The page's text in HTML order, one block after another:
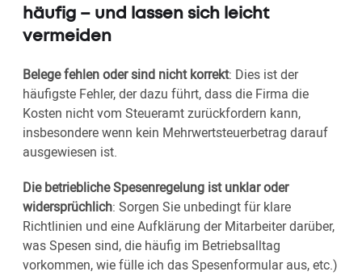
häufig – und lassen sich leicht
vermeiden
Belege fehlen oder sind nicht korrekt: Dies ist der
häufigste Fehler, der dazu führt, dass die Firma die
Kosten nicht vom Steueramt zurückfordern kann,
insbesondere wenn kein Mehrwertsteuerbetrag darauf
ausgewiesen ist.
Die betriebliche Spesenregelung ist unklar oder
widersprüchlich: Sorgen Sie unbedingt für klare
Richtlinien und eine Aufklärung der Mitarbeiter darüber,
was Spesen sind, die häufig im Betriebsalltag
vorkommen, wie fülle ich das Spesenformular aus, etc.)